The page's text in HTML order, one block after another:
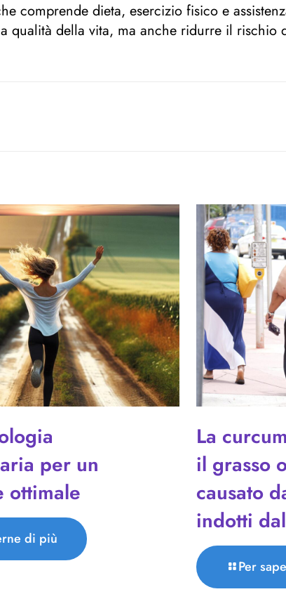
comprende dieta, esercizio fisico e
qualità della vita, ma anche ridurre il rischio
per un
ottimale
di più
La
il grasso
causato
indotti
Per